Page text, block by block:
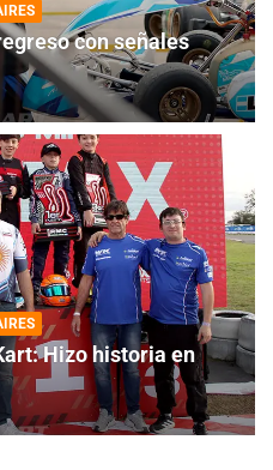
con señales
Hizo historia en